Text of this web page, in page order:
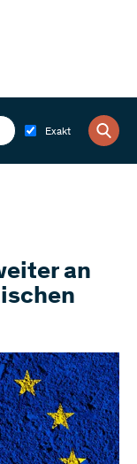
Exakt
an